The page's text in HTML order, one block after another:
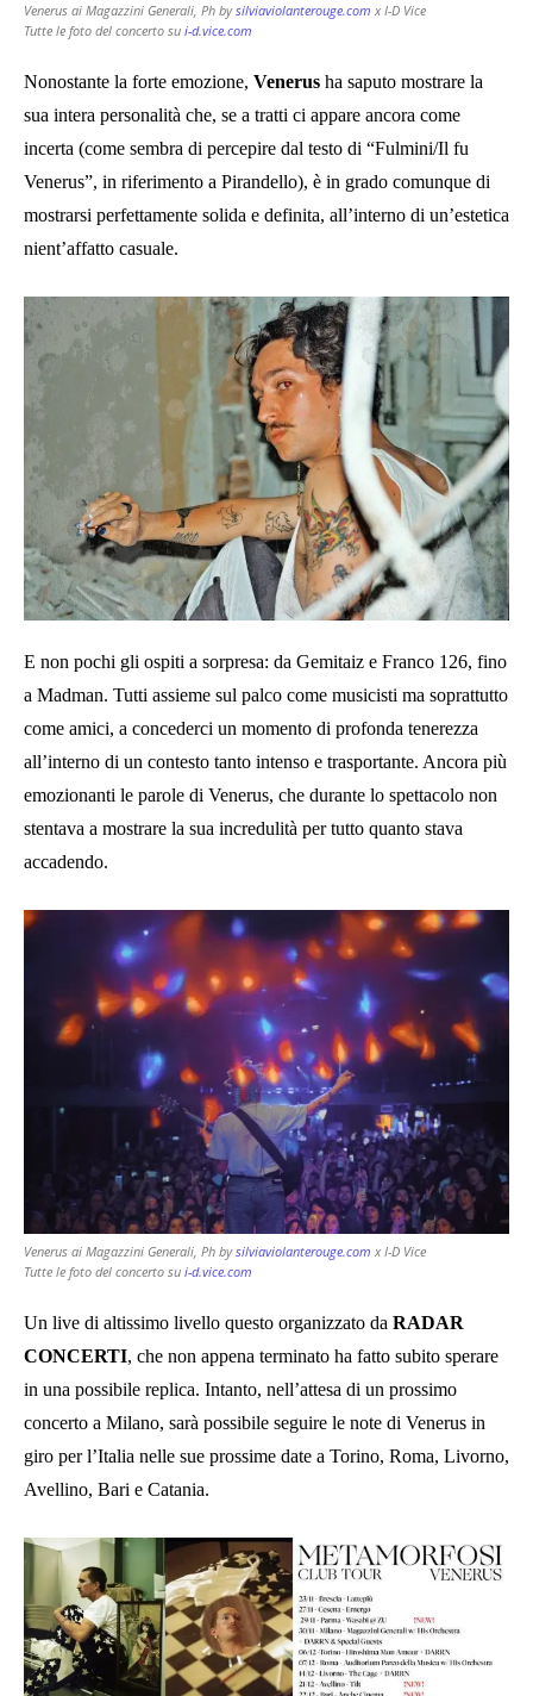
Venerus ai Magazzini Generali, Ph bysilviaviolanterouge.com x I-D Vice
Tutte le foto del concerto su i-d.vice.com
Nonostante la forte emozione, Venerus ha saputo mostrare la
sua intera personalità che, se a tratti ci appare ancora come
incerta (come sembra di percepire dal testo di “Fulmini/Il fu
Venerus”, in riferimento a Pirandello), è in grado comunque di
mostrarsi perfettamente solida e definita, all’interno di un’estetica
nient’affatto casuale.
E non pochi gli ospiti a sorpresa: da Gemitaiz e Franco 126, fino
a Madman. Tutti assieme sul palco come musicisti ma soprattutto
come amici, a concederci un momento di profonda tenerezza
all’interno di un contesto tanto intenso e trasportante. Ancora più
emozionanti le parole di Venerus, che durante lo spettacolo non
stentava a mostrare la sua incredulità per tutto quanto stava
accadendo.
Venerus ai Magazzini Generali, Ph bysilviaviolanterouge.com x I-D Vice
Tutte le foto del concerto su i-d.vice.com
Un live di altissimo livello questo organizzato da RADAR
CONCERTI, che non appena terminato ha fatto subito sperare
in una possibile replica. Intanto, nell’attesa di un prossimo
concerto a Milano, sarà possibile seguire le note di Venerus in
giro per l’Italia nelle sue prossime date a Torino, Roma, Livorno,
Avellino, Bari e Catania.